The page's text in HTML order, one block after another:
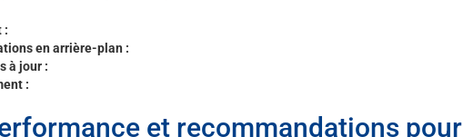
:
en arrière-plan :
à jour :
:
et recommandations pour